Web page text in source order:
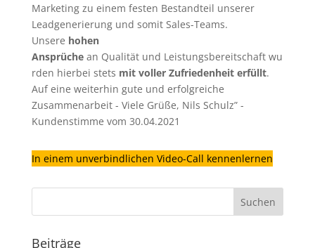
Marketing zu einem festen Bestandteil unserer
Leadgenerierungund somit Sales-Teams.
Unsere hohen
Ansprüchean Qualität und Leistungsbereitschaft wu
rden hierbei stets mit voller Zufriedenheit erfüllt.
Auf eine weiterhin gute und erfolgreiche
Zusammenarbeit - Viele Grüße, Nils Schulz” -
Kundenstimme vom 30.04.2021
In einem unverbindlichen Video-Call kennenlernen
Beiträge